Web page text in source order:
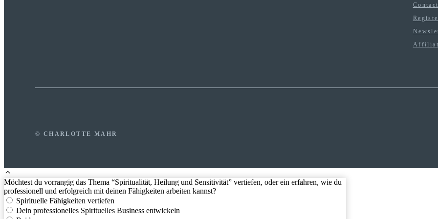
© CHARLOTTE MAHR
Möchtest du vorrangig das Thema “Spiritualität, Heilung und Sensitivität” vertiefen, oder ein erfahren, wie du
professionell und erfolgreich mit deinen Fähigkeiten arbeiten kannst?
Spirituelle Fähigkeiten vertiefen
Dein professionelles Spirituelles Business entwickeln